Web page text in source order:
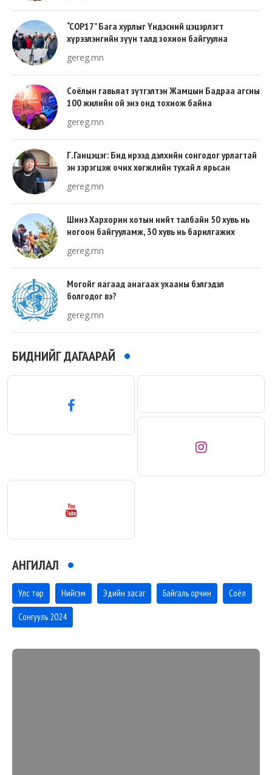
“COP17” Бага хурлыг Үндэсний цэцэрлэгт
хүрээлэнгийн зүүн талд зохион байгуулна
gereg.mn
Соёлын гавьяат зүтгэлтэн Жамцын Бадраа агсны
100 жилийн ой энэ онд тохиож байна
gereg.mn
Г.Ганцэцэг: Бид ирээд дэлхийн сонгодог урлагтай
эн зэрэгцэж очих хөгжлийн тухай л ярьсан
gereg.mn
Шинэ Хархорин хотын нийт талбайн 50 хувь нь
ногоон байгууламж, 30 хувь нь барилгажих
gereg.mn
Могойг яагаад анагаах ухааны бэлгэдэл
болгодог вэ?
gereg.mn
БИДНИЙГ ДАГААРАЙ
АНГИЛАЛ
Улс төр Нийгэм Эдийн засаг Байгаль орчин Соёл
Сонгууль 2024